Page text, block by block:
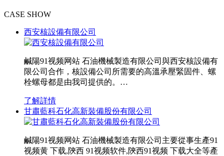
CASE SHOW
西安核設備有限公司
鹹陽91视频网站 石油機械製造有限公司與西安核設備有
限公司合作，核設備公司所需要的高溫承壓緊固件、螺
栓螺母都是由我司提供的。…
了解詳情
甘肅藍科石化高新裝備股份有限公司
鹹陽91视频网站 石油機械製造有限公司主要從事生產91
视频黄 下载,陝西 91视频软件,陝西91视频 下载大全等產